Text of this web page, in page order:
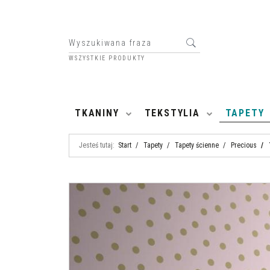
WSZYSTKIE PRODUKTY
TKANINY TEKSTYLIA TAPETY
Jesteś tutaj: Start / Tapety / Tapety ścienne / Precious /